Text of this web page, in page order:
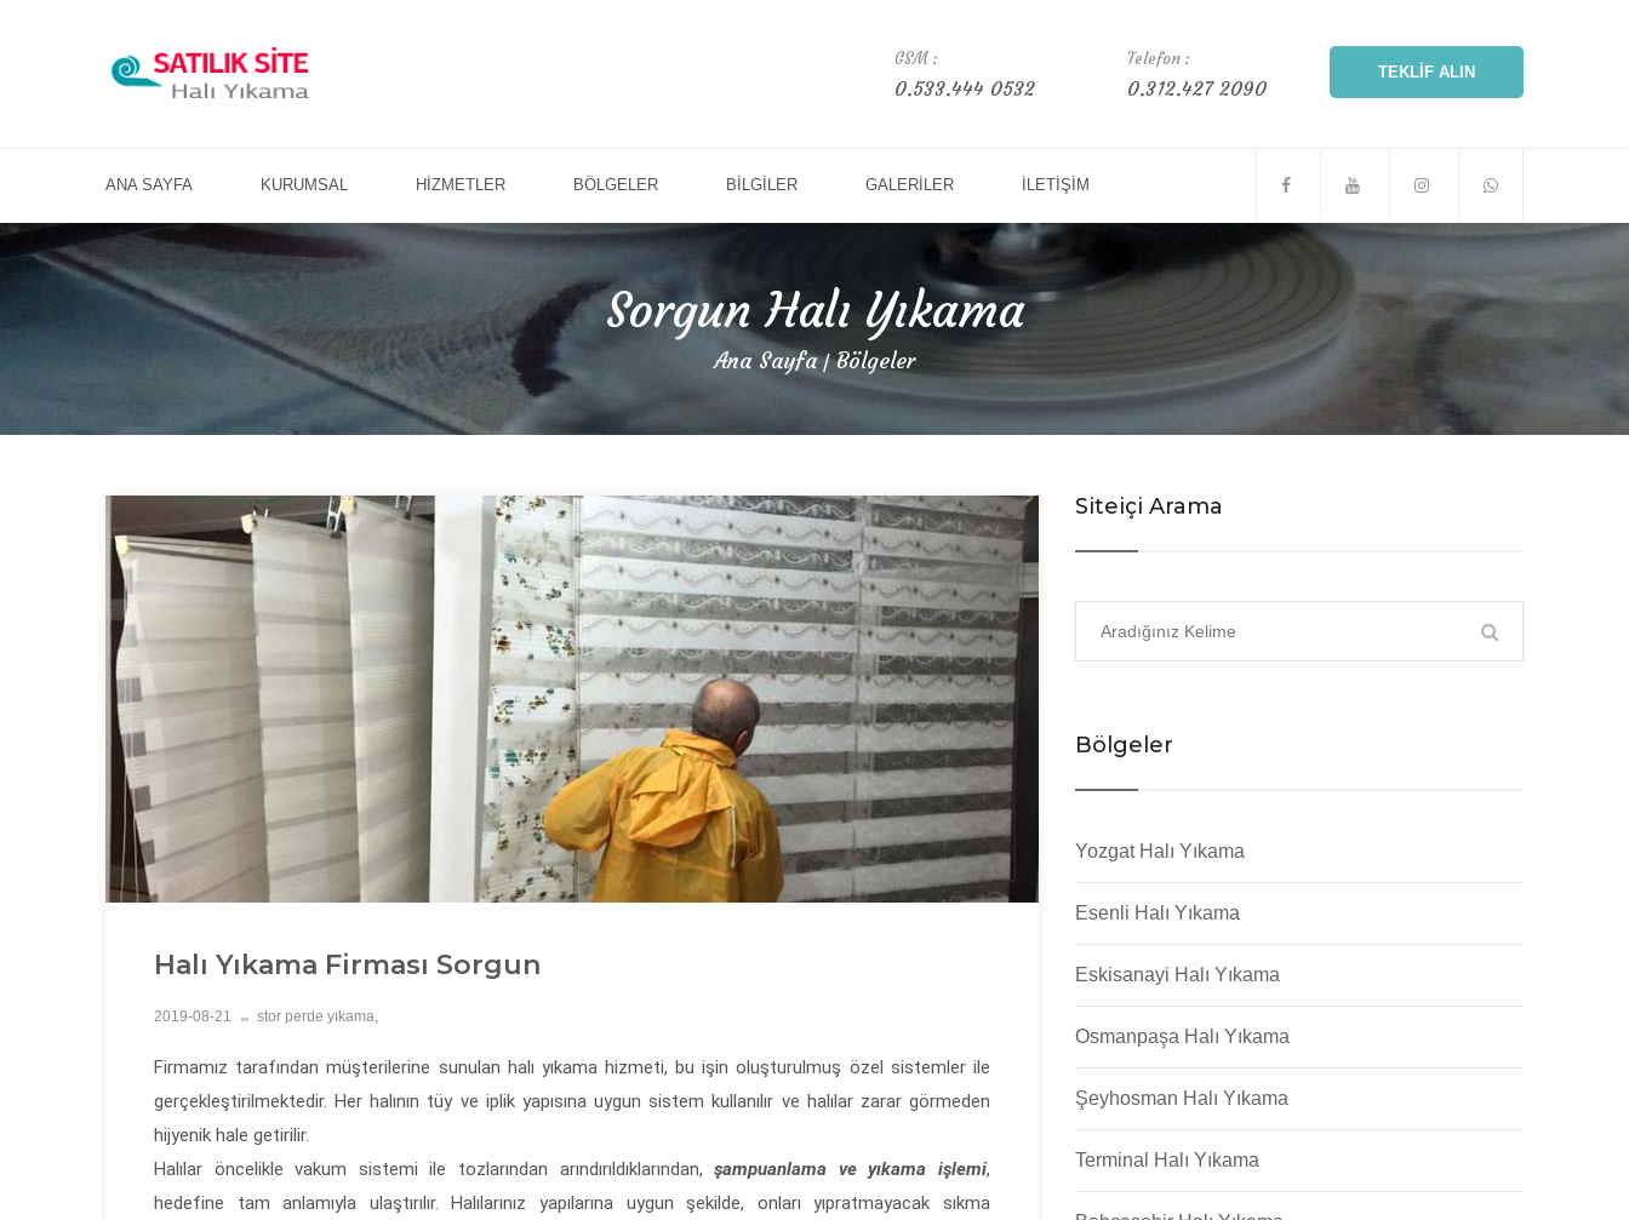
TEKLIF ALIN
GSM :
0.533.444 0532
Telefon :
0.312.427 2090
ANA SAYFA KURUMSAL HİZMETLER BÖLGELER BİLGİLER GALERİLER İLETİŞİM
Sorgun Halı Yıkama
Ana Sayfa Bölgeler
Halı Yıkama Firması Sorgun
2019-08-21 stor perde yıkama,
Firmamız tarafından müşterilerine sunulan halı yıkama hizmeti, bu işin oluşturulmuş özel sistemler ile
gerçekleştirilmektedir. Her halının tüy ve iplik yapısına uygun sistem kullanılır ve halılar zarar görmeden
hijyenik hale getirilir.
Halılar öncelikle vakum sistemi ile tozlarından arındırıldıklarından,şampuanlama ve yıkama işlemi,
hedefine tam anlamıyla ulaştırılır. Halılarınız yapılarına uygun şekilde, onları yıpratmayacak sıkma
Siteiçi Arama
Bölgeler
Yozgat Halı Yıkama
Esenli Halı Yıkama
Eskisanayi Halı Yıkama
Osmanpaşa Halı Yıkama
Şeyhosman Halı Yıkama
Terminal Halı Yıkama